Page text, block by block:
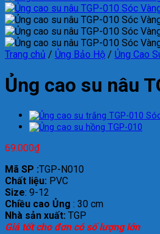
Trang chủ / Ủng Bảo Hộ / Ủng Cao
Ủng cao su nâu
69.000₫
Mã SP :TGP-N010
Chất liệu: PVC
Size: 9-12
Chiều cao Ủng : 30 cm
Nhà sản xuất: TGP
Giá tốt cho đơn có số lượng lớn